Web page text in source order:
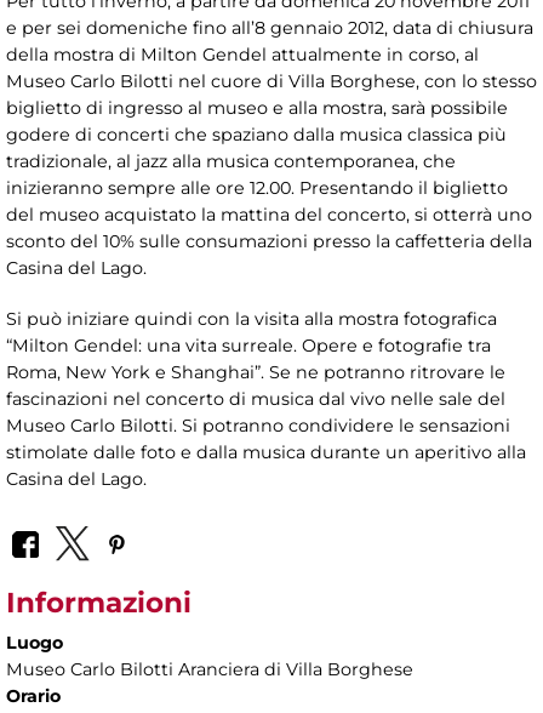
e per sei domeniche fino all’8 gennaio 2012, data di chiusura
della mostra di Milton Gendel attualmente in corso, al
Museo Carlo Bilotti nel cuore di Villa Borghese, con lo stesso
biglietto di ingresso al museo e alla mostra, sarà possibile
godere di concerti che spaziano dalla musica classica più
tradizionale, al jazz alla musica contemporanea, che
inizieranno sempre alle ore 12.00. Presentando il biglietto
del museo acquistato la mattina del concerto, si otterrà uno
sconto del 10% sulle consumazioni presso la caffetteria della
Casina del Lago.
Si può iniziare quindi con la visita alla mostra fotografica
“Milton Gendel: una vita surreale. Opere e fotografie tra
Roma, New York e Shanghai”. Se ne potranno ritrovare le
fascinazioni nel concerto di musica dal vivo nelle sale del
Museo Carlo Bilotti. Si potranno condividere le sensazioni
stimolate dalle foto e dalla musica durante un aperitivo alla
Casina del Lago.
Informazioni
Luogo
Museo Carlo Bilotti Aranciera di Villa Borghese
Orario